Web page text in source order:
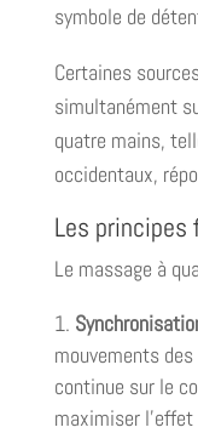
symbole de
Certaines
simultanément
quatre mains,
occidentaux,
Les principes
Le massage à
mouvements
continue sur le
maximiser